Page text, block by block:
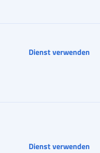
Dienst verwenden
Dienst verwenden